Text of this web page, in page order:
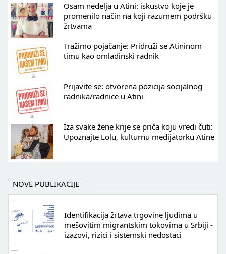
Osam nedelja u Atini: iskustvo koje je
promenilo način na koji razumem podršku
žrtvama
Tražimo pojačanje: Pridruži se Atininom
timu kao omladinski radnik
Prijavite se: otvorena pozicija socijalnog
radnika/radnice u Atini
Iza svake žene krije se priča koju vredi čuti:
Upoznajte Lolu, kulturnu medijatorku Atine
NOVE PUBLIKACIJE
Identifikacija žrtava trgovine ljudima u
mešovitim migrantskim tokovima u Srbiji -
izazovi, rizici i sistemski nedostaci